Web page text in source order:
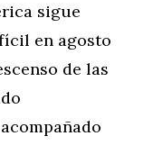
sigue
en agosto
de las